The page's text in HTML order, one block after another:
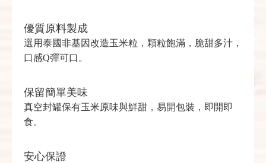
優質原料製成
選用泰國非基因改造玉米粒，顆粒飽滿，脆甜多汁，
口感Q彈可口。
保留簡單美味
真空封罐保有玉米原味與鮮甜，易開包裝，即開即
食。
安心保證